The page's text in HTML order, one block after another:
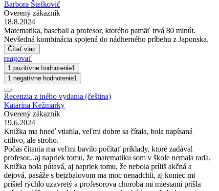
Barbora Štefkovič
Overený zákazník
18.8.2024
Matematika, baseball a profesor, ktorého pamäť trvá 80 minút.
Nevšedná kombinácia spojená do nádherného príbehu z Japonska.
Čítať viac
reagovať
1 pozitívne hodnotenie1
1 negatívne hodnotenie1
Recenzia z iného vydania (čeština)
Katarína Kežmarky
Overený zákazník
19.6.2024
Knižka ma hneď vtiahla, veľmi dobre sa čítala, bola napísaná
citlivo, ale stroho.
Počas čítania ma veľmi bavilo počítať príklady, ktoré zadával
profesor...aj napriek tomu, že matematiku som v škole nemala rada.
Knižka bola pútavá, aj napriek tomu, že nebola príliš akčná a
dejová, pasáže s bejzbalovom ma moc nenadchli, aj koniec mi
prišiel rýchlo uzavretý a profesorova choroba mi miestami prišla